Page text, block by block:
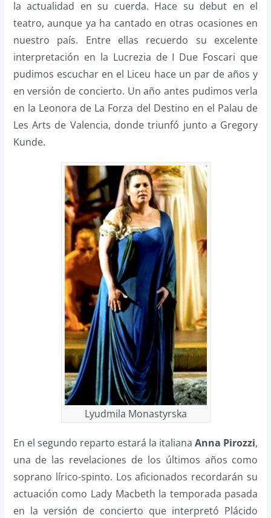
la actualidad en su cuerda. Hace su debut en el
teatro, aunque ya ha cantado en otras ocasiones en
nuestro país. Entre ellas recuerdo su excelente
interpretación en la Lucrezia de I Due Foscari que
pudimos escuchar en el Liceu hace un par de años y
en versión de concierto. Un año antes pudimos verla
en la Leonora de La Forza del Destino en el Palau de
Les Arts de Valencia, donde triunfó junto a Gregory
Kunde.
Lyudmila Monastyrska
En el segundo reparto estará la italianaAnna Pirozzi,
una de las revelaciones de los últimos años como
soprano lírico-spinto. Los aficionados recordarán su
actuación como Lady Macbeth la temporada pasada
en la versión de concierto que interpretó Plácido